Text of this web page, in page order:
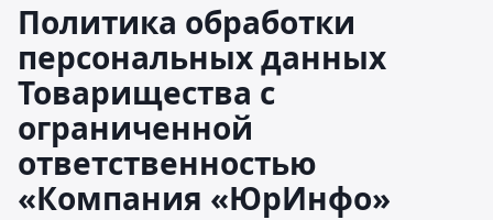
Политика обработки
персональных данных
Товарищества с
ограниченной
ответственностью
«Компания «ЮрИнфо»